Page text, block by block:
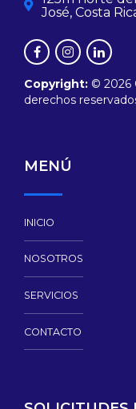
José, Costa
Copyright: © 2026
derechos
MENÚ
INICIO
NOSOTROS
SERVICIOS
CONTACTO